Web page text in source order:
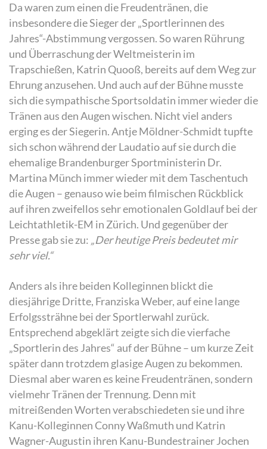
Da waren zum einen die Freudentränen, die
insbesondere die Sieger der „Sportlerinnen des
Jahres“-Abstimmung vergossen. So waren Rührung
und Überraschung der Weltmeisterin im
Trapschießen, Katrin Quooß, bereits auf dem Weg zur
Ehrung anzusehen. Und auch auf der Bühne musste
sich die sympathische Sportsoldatin immer wieder die
Tränen aus den Augen wischen. Nicht viel anders
erging es der Siegerin. Antje Möldner-Schmidt tupfte
sich schon während der Laudatio auf sie durch die
ehemalige Brandenburger Sportministerin Dr.
Martina Münch immer wieder mit dem Taschentuch
die Augen – genauso wie beim filmischen Rückblick
auf ihren zweifellos sehr emotionalen Goldlauf bei der
Leichtathletik-EM in Zürich. Und gegenüber der
Presse gab sie zu: „Der heutige Preis bedeutet mir
sehr viel.“
Anders als ihre beiden Kolleginnen blickt die
diesjährige Dritte, Franziska Weber, auf eine lange
Erfolgssträhne bei der Sportlerwahl zurück.
Entsprechend abgeklärt zeigte sich die vierfache
„Sportlerin des Jahres“ auf der Bühne – um kurze Zeit
später dann trotzdem glasige Augen zu bekommen.
Diesmal aber waren es keine Freudentränen, sondern
vielmehr Tränen der Trennung. Denn mit
mitreißenden Worten verabschiedeten sie und ihre
Kanu-Kolleginnen Conny Waßmuth und Katrin
Wagner-Augustin ihren Kanu-Bundestrainer Jochen